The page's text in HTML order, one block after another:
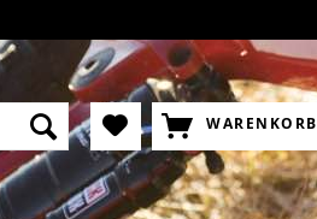
WARENKORB